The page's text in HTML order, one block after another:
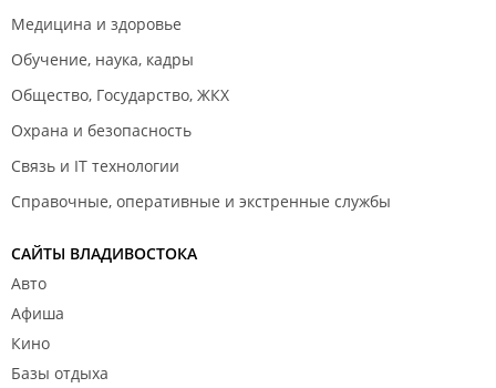
Медицина и здоровье
Обучение, наука, кадры
Общество, Государство, ЖКХ
Охрана и безопасность
Связь и IT технологии
Справочные, оперативные и экстренные службы
САЙТЫ ВЛАДИВОСТОКА
Авто
Афиша
Кино
Базы отдыха